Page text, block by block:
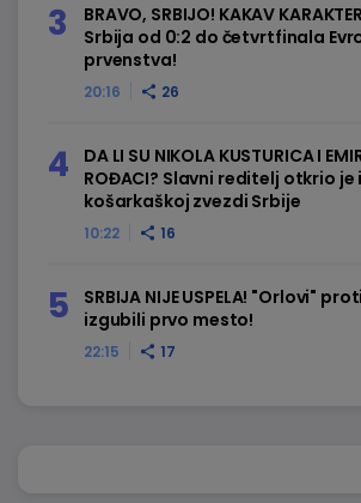
20:16 26
BRAVO, SRBIJO! KAKAV
Srbija od 0:2 do četvrtfinala
prvenstva!
10:22 16
DA LI SU NIKOLA KUSTURICA I
ROĐACI? Slavni reditelj otkrio je
košarkaškoj zvezdi Srbije
22:15 17
SRBIJA NIJE USPELA! "Orlovi"
izgubili prvo mesto!